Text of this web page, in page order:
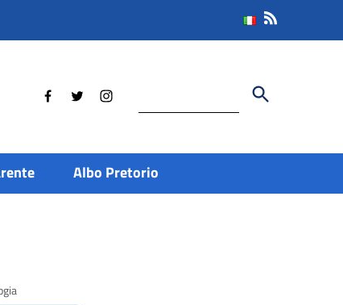
Cerca
Albo Pretorio